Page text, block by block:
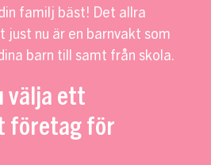
familj bäst! Det allra
just nu är en barnvakt som
barn till samt från skola.
välja ett
företag för